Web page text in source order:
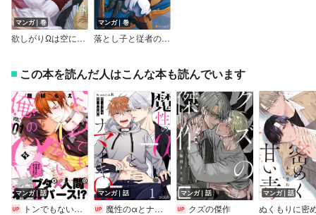
マンガ｜巻
欲しがりΩは空に啼く
マンガ｜巻
落とし子と従者の物語
この本を読んだ人はこんな本も読んでいます
マンガ｜話
トンでもない俺のα
マンガ｜話
魔性のαとナマイキΩ－Be mine ！ sideR－
マンガ｜話
クズの傑作
マンガ｜話